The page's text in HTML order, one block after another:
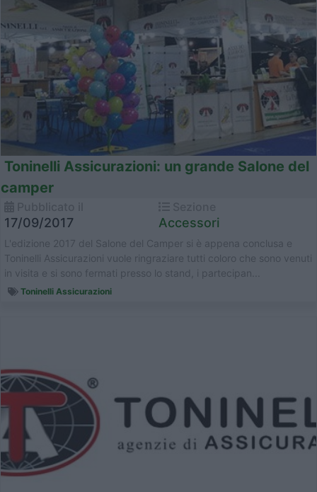
Toninelli Assicurazioni: un grande Salone del
camper
17/09/2017 Accessori
L'edizione 2017 del Salone del Camper si è appena conclusa e
Toninelli Assicurazioni vuole ringraziare tutti coloro che sono venuti
in visita e si sono fermati presso lo stand, i partecipan...
Toninelli Assicurazioni